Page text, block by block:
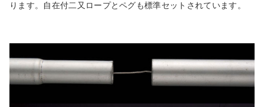
ります。自在付二又ロープとペグも標準セットされています。